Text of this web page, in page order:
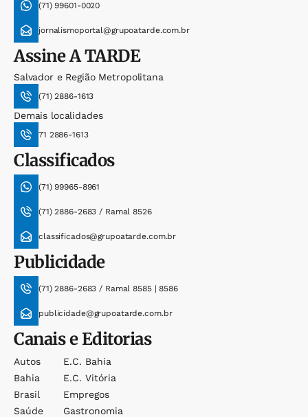
(71) 99601-0020
jornalismoportal@grupoatarde.com.br
AssineA TARDE
Salvador e Região Metropolitana
(71) 2886-1613
Demais localidades
71 2886-1613
Classificados
(71) 99965-8961
(71) 2886-2683 / Ramal 8526
classificados@grupoatarde.com.br
Publicidade
(71) 2886-2683 / Ramal 8585 | 8586
publicidade@grupoatarde.com.br
Canais e Editorias
Autos
Bahia
Brasil
Saúde
E.c. Bahia
E.c. Vitória
Empregos
Gastronomia